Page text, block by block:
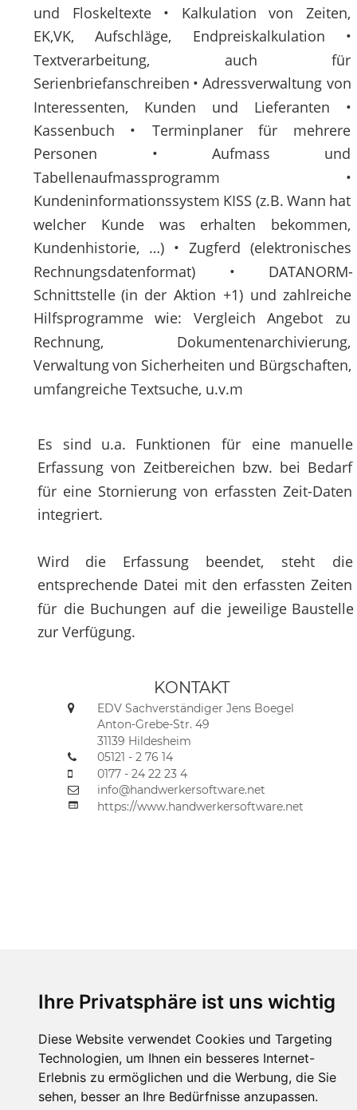
Ihre Privatsphäre ist uns wichtig
Diese Website verwendet Cookies und Targeting
Technologien, um Ihnen ein besseres Internet-
Erlebnis zu ermöglichen und die Werbung, die Sie
sehen, besser an Ihre Bedürfnisse anzupassen.
Made by  J en s  B o e g e l
KONTAKT

EDV Sachverständiger Jens Boegel
Anton-Grebe-Str. 49
31139 Hildesheim
 05121 - 2 76 14
 0177 - 24 22 23 4
 info@handwerkersoftware.net
 https://www.handwerkersoftware.net
Es sind u.a. Funktionen für eine manuelle
Erfassung von Zeitbereichen bzw. bei Bedarf
für eine Stornierung von erfassten Zeit-Daten
integriert.
Wird die Erfassung beendet, steht
die
entsprechende Datei mit den erfassten Zeiten
für die Buchungen auf die jeweilige Baustelle
zur Verfügung.
und
Floskeltexte • Kalkulation von
Zeiten,
EK,VK,
Aufschläge, Endpreiskalkulation
•
Textverarbeitung,
auch
für
Serienbriefanschreiben • Adressverwaltung von
Interessenten,
Kunden und Lieferanten
•
Kassenbuch
• Terminplaner für
mehrere
Personen
• Aufmass
und
Tabellenaufmassprogramm
•
Kundeninformationssystem KISS (z.B. Wann hat
welcher
Kunde was erhalten
bekommen,
Kundenhistorie, …) • Zugferd (elektronisches
Rechnungsdatenformat)
•
DATANORM-
Schnittstelle (in der Aktion +1) und zahlreiche
Hilfsprogramme wie: Vergleich Angebot
zu
Rechnung,
Dokumentenarchivierung,
Verwaltungvon Sicherheiten und Bürgschaften,
umfangreiche Textsuche, u.v.m